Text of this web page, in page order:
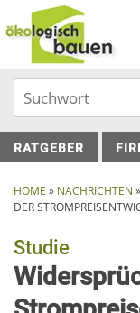
to
content
RATGEBER
HOME » NACHRICHTEN »
DER
Studie